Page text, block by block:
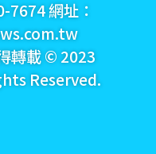
轉載 © 2023
Reserved.